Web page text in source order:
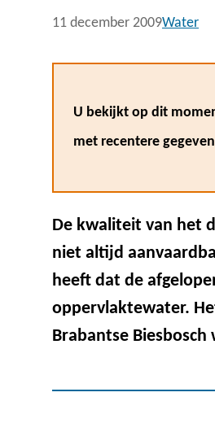
11 december 2009Water
U bekijkt op dit
met recentere
De kwaliteit van het
niet altijd
heeft dat de
oppervlaktewater.
Brabantse Biesbosch